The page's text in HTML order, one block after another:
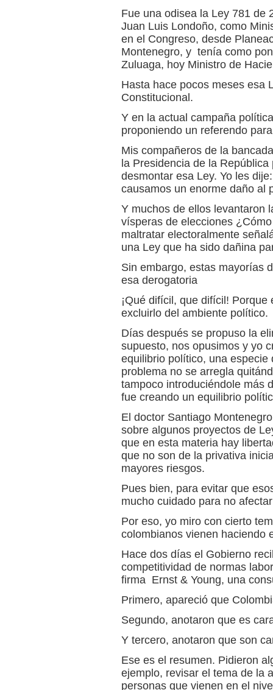
Fue una odisea la Ley 781 de
Juan Luis Londoño, como
en el Congreso, desde
Montenegro, y tenía como
Zuluaga, hoy Ministro de
Hasta hace pocos meses esa
Constitucional.
Y en la actual campaña
proponiendo un referendo
Mis compañeros de la
la Presidencia de la
desmontar esa Ley. Yo les
causamos un enorme daño al
Y muchos de ellos levantaron
vísperas de elecciones
maltratar electoralmente
una Ley que ha sido dañina
Sin embargo, estas mayorías
esa derogatoria
¡Qué difícil, que difícil!
excluirlo del ambiente político.
Días después se propuso la
supuesto, nos opusimos y yo
equilibrio político, una especie
problema no se arregla
tampoco introduciéndole más
fue creando un equilibrio
El doctor Santiago
sobre algunos proyectos de
que en esta materia hay
que no son de la privativa
mayores riesgos.
Pues bien, para evitar que
mucho cuidado para no
Por eso, yo miro con cierto
colombianos vienen haciendo
Hace dos días el Gobierno
competitividad de normas
firma Ernst & Young, una
Primero, apareció que
Segundo, anotaron que es
Y tercero, anotaron que son
Ese es el resumen. Pidieron
ejemplo, revisar el tema de la
personas que vienen en el